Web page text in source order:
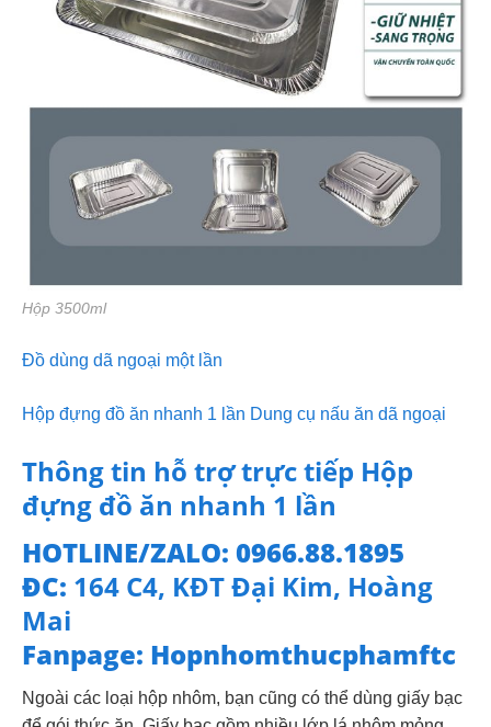
Hộp 3500ml
Đồ dùng dã ngoại một lần
Hộp đựng đồ ăn nhanh 1 lần Dung cụ nấu ăn dã ngoại
Thông tin hỗ trợ trực tiếp Hộp
đựng đồ ăn nhanh 1 lần
HOTLINE/ZALO: 0966.88.1895
ĐC: 164 C4, KĐT Đại Kim, Hoàng
Mai
Fanpage: Hopnhomthucphamftc
Ngoài các loại hộp nhôm, bạn cũng có thể dùng giấy bạc